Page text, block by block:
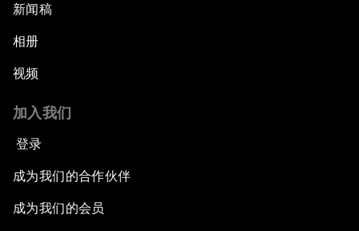
新闻稿
相册
视频
加入我们
登录
成为我们的合作伙伴
成为我们的会员